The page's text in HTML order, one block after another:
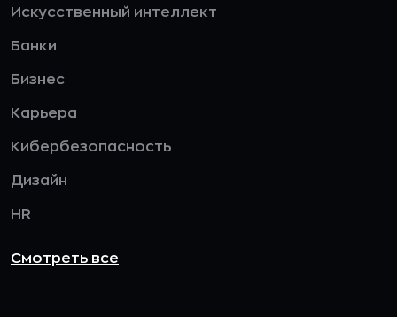
Искусственный интеллект
Банки
Бизнес
Карьера
Кибербезопасность
Дизайн
HR
Смотреть все